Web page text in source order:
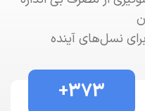
نسل‌های آینده
373
+